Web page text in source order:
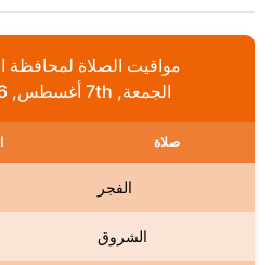
مواقيت الصلاة لمحافظة
الجمعة, 7th أغسطس, 2026
صلاة
الفجر
الشروق